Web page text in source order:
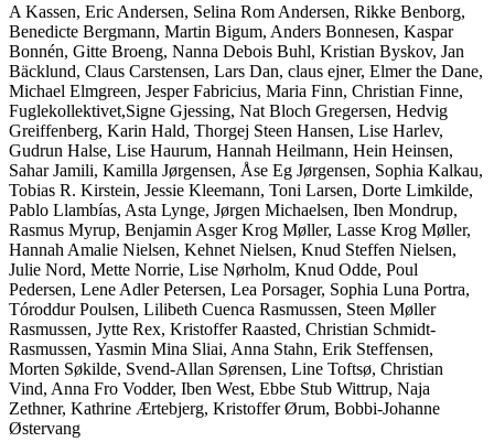
A Kassen, Eric Andersen, Selina Rom Andersen, Rikke Benborg,
Benedicte Bergmann, Martin Bigum, Anders Bonnesen, Kaspar
Bonnén, Gitte Broeng, Nanna Debois Buhl, Kristian Byskov, Jan
Bäcklund, Claus Carstensen, Lars Dan, claus ejner, Elmer the Dane,
Michael Elmgreen, Jesper Fabricius, Maria Finn, Christian Finne,
Fuglekollektivet,Signe Gjessing, Nat Bloch Gregersen, Hedvig
Greiffenberg, Karin Hald, Thorgej Steen Hansen, Lise Harlev,
Gudrun Halse, Lise Haurum, Hannah Heilmann, Hein Heinsen,
Sahar Jamili, Kamilla Jørgensen, Åse Eg Jørgensen, Sophia Kalkau,
Tobias R. Kirstein, Jessie Kleemann, Toni Larsen, Dorte Limkilde,
Pablo Llambías, Asta Lynge, Jørgen Michaelsen, Iben Mondrup,
Rasmus Myrup, Benjamin Asger Krog Møller, Lasse Krog Møller,
Hannah Amalie Nielsen, Kehnet Nielsen, Knud Steffen Nielsen,
Julie Nord, Mette Norrie, Lise Nørholm, Knud Odde, Poul
Pedersen, Lene Adler Petersen, Lea Porsager, Sophia Luna Portra,
Tóroddur Poulsen, Lilibeth Cuenca Rasmussen, Steen Møller
Rasmussen, Jytte Rex, Kristoffer Raasted, Christian Schmidt-
Rasmussen, Yasmin Mina Sliai, Anna Stahn, Erik Steffensen,
Morten Søkilde, Svend-Allan Sørensen, Line Toftsø, Christian
Vind, Anna Fro Vodder, Iben West, Ebbe Stub Wittrup, Naja
Zethner, Kathrine Ærtebjerg, Kristoffer Ørum, Bobbi-Johanne
Østervang